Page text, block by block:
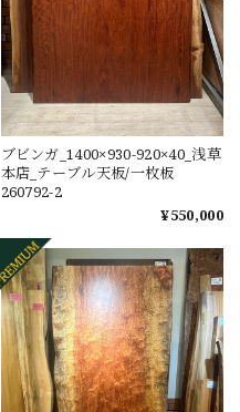
ブビンガ_1400×930-920×40_浅草
本店_テーブル天板/一枚板
260792-2
¥550,000